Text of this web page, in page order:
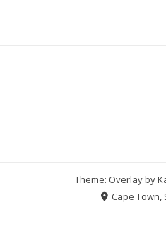
Theme: Overlay by
Cape Town,